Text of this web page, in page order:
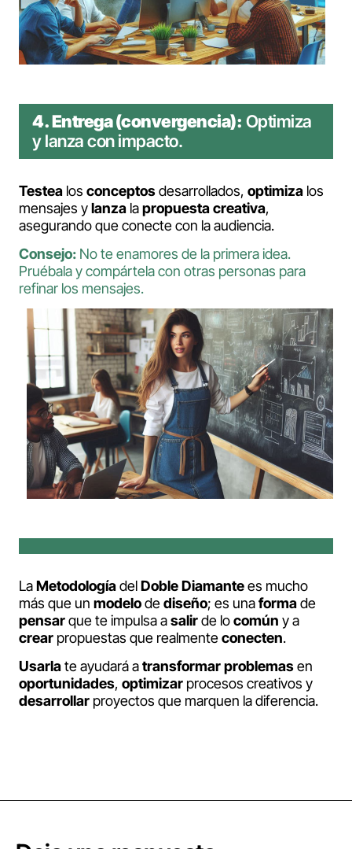
4.Entrega (convergencia): Optimiza
y lanza con impacto.
Testea los conceptosdesarrollados, optimiza los
mensajes ylanza lapropuestacreativa,
asegurando que conecte con la audiencia.
Consejo: No te enamores de la primera idea.
Pruébala y compártela con otras personas para
refinar los mensajes.
LaMetodologíadelDobleDiamantees mucho
más que un modelodediseño; es unaformade
pensarque te impulsa asalirde locomún y a
crear propuestas que realmenteconecten.
Usarlate ayudará atransformarproblemasen
oportunidades, optimizar procesos creativos y
desarrollar proyectos que marquen la diferencia.